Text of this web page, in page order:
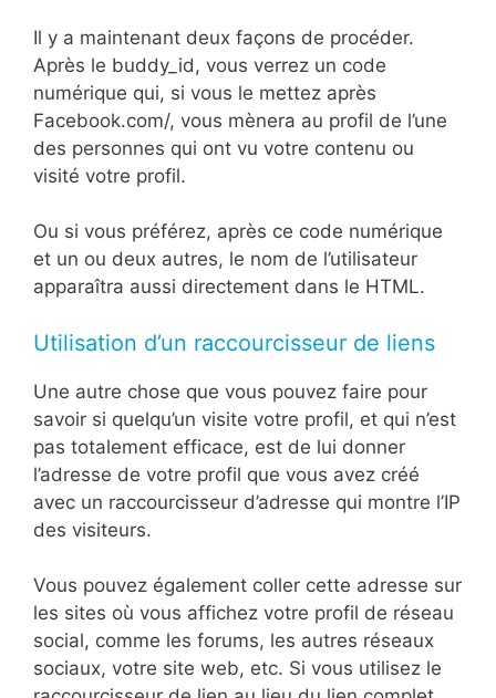
Il y a maintenant deux façons de procéder.
Après le buddy_id, vous verrez un code
numérique qui, si vous le mettez après
Facebook.com/, vous mènera au profil de l’une
des personnes qui ont vu votre contenu ou
visité votre profil.
Ou si vous préférez, après ce code numérique
et un ou deux autres, le nom de l’utilisateur
apparaîtra aussi directement dans le HTML.
Utilisation d’un raccourcisseur de liens
Une autre chose que vous pouvez faire pour
savoir si quelqu’un visite votre profil, et qui n’est
pas totalement efficace, est de lui donner
l’adresse de votre profil que vous avez créé
avec un raccourcisseur d’adresse qui montre l’IP
des visiteurs.
Vous pouvez également coller cette adresse sur
les sites où vous affichez votre profil de réseau
social, comme les forums, les autres réseaux
sociaux, votre site web, etc. Si vous utilisez le